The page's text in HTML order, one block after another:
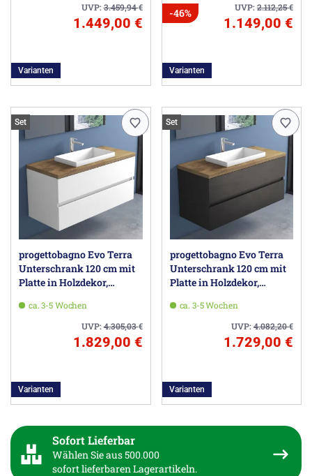
UVP:3.459,94€
1.449,00 €
Varianten
UVP:2.112,25€
-46%
1.149,00 €
Varianten
Set
progettobagno Evo Terra
Unterschrank 120 cm mit
Platte in Holzdekor,
ELY 60 Einbauwaschtisch
ca. 3-5 Wochen
UVP:4.305,03€
1.829,00 €
Varianten
Set
progettobagno Evo Terra
Unterschrank 120 cm mit
Platte in Holzdekor,
ELY 60 Einbauwaschtisch
ca. 3-5 Wochen
UVP:4.082,20€
1.729,00 €
Varianten
Sofort Lieferbar
Wählen Sie aus 500.000
sofort lieferbaren Lagerartikeln.